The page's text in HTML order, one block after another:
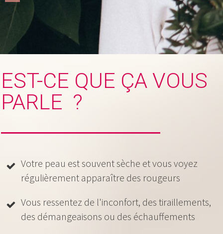
EST-CE QUE ÇA VOUS
PARLE ?
Votre peau est souvent sèche et vous voyez
régulièrement apparaître des rougeurs
Vous ressentez de l'inconfort, des tiraillements,
des démangeaisons ou des échauffements